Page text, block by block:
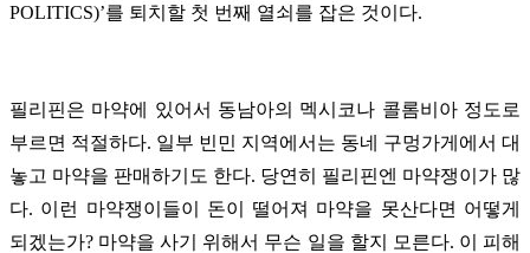
POLITICS)’를 퇴치할 첫 번째 열쇠를 잡은 것이다.
필리핀은 마약에 있어서 동남아의 멕시코나 콜롬비아 정도로
부르면 적절하다. 일부 빈민 지역에서는 동네 구멍가게에서 대
놓고 마약을 판매하기도 한다. 당연히 필리핀엔 마약쟁이가 많
다. 이런 마약쟁이들이 돈이 떨어져 마약을 못산다면 어떻게
되겠는가? 마약을 사기 위해서 무슨 일을 할지 모른다. 이 피해